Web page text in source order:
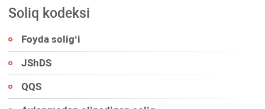
Soliq kodeksi
Foyda soligʻi
JShDS
QQS